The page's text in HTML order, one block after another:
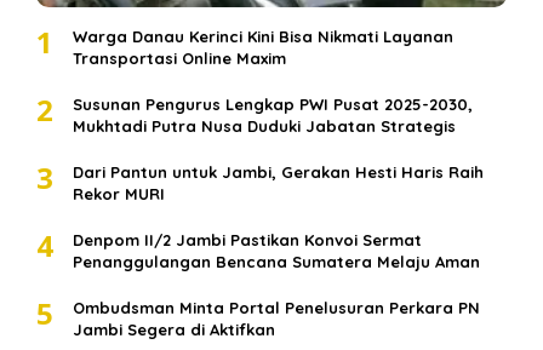
1
Warga Danau Kerinci Kini Bisa Nikmati Layanan
Transportasi Online Maxim
2
Susunan Pengurus Lengkap PWI Pusat 2025-2030,
Mukhtadi Putra Nusa Duduki Jabatan Strategis
3
Dari Pantun untuk Jambi, Gerakan Hesti Haris Raih
Rekor MURI
4
Denpom II/2 Jambi Pastikan Konvoi Sermat
Penanggulangan Bencana Sumatera Melaju Aman
5
Ombudsman Minta Portal Penelusuran Perkara PN
Jambi Segera di Aktifkan